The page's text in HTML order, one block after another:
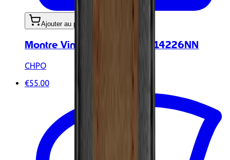
Ajouter au panier
Montre Vintage Paris Gold 14226NN
CHPO
€55.00